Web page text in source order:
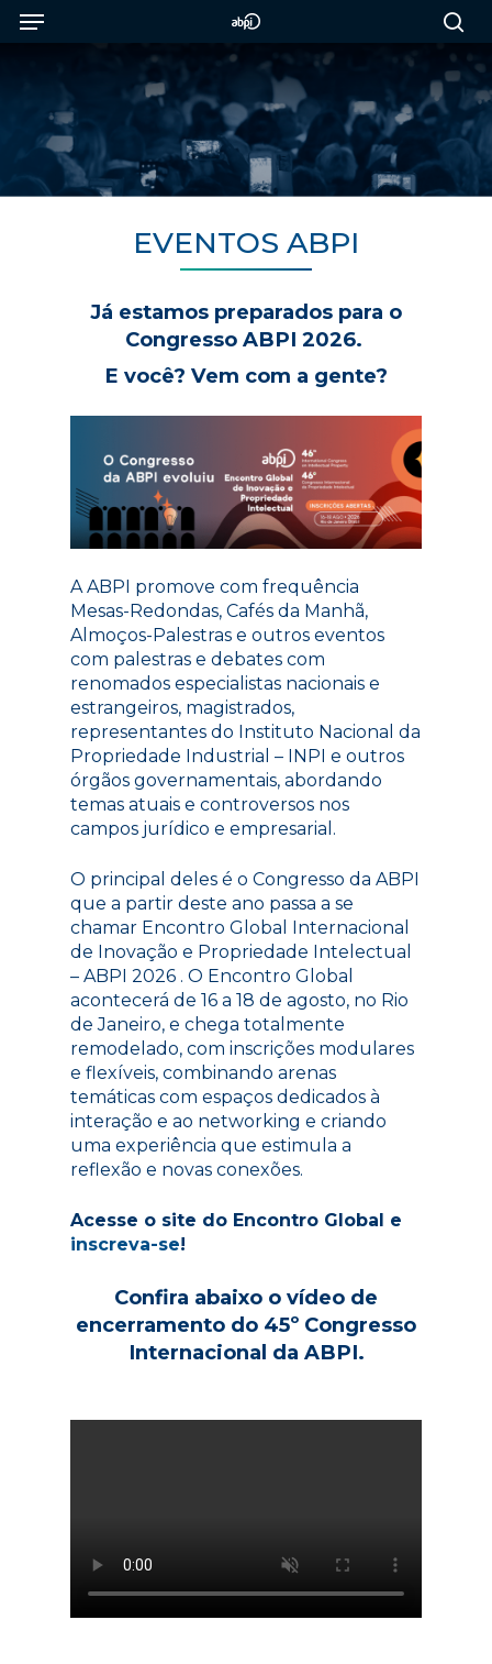
SkipMenu
EVENTOS ABPI
Já estamos preparados para o
Congresso ABPI 2026.
E você? Vem com a gente?
A ABPI promove com frequência
Mesas-Redondas, Cafés da Manhã,
Almoços-Palestras e outros eventos
com palestras e debates com
renomados especialistas nacionais e
estrangeiros, magistrados,
representantes do Instituto Nacional da
Propriedade Industrial – INPI e outros
órgãos governamentais, abordando
temas atuais e controversos nos
campos jurídico e empresarial.
O principal deles é o Congresso da ABPI
que a partir deste ano passa a se
chamar Encontro Global Internacional
de Inovação e Propriedade Intelectual
– ABPI 2026 . O Encontro Global
acontecerá de 16 a 18 de agosto, no Rio
de Janeiro, e chega totalmente
remodelado, com inscrições modulares
e flexíveis, combinando arenas
temáticas com espaços dedicados à
interação e ao networking e criando
uma experiência que estimula a
reflexão e novas conexões.
Acesse o site do Encontro Global e
inscreva-se!
Confira abaixo o vídeo de
encerramento do 45º Congresso
Internacional da ABPI.